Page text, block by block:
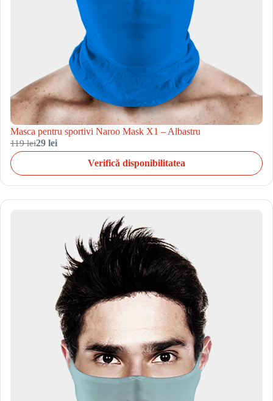
Masca pentru sportivi Naroo Mask X1 – Albastru
119 lei29 lei
Verifică disponibilitatea